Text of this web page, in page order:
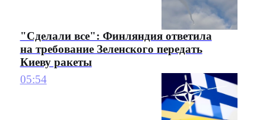
"Сделали все": Финляндия ответила
на требование Зеленского передать
Киеву ракеты
05:54